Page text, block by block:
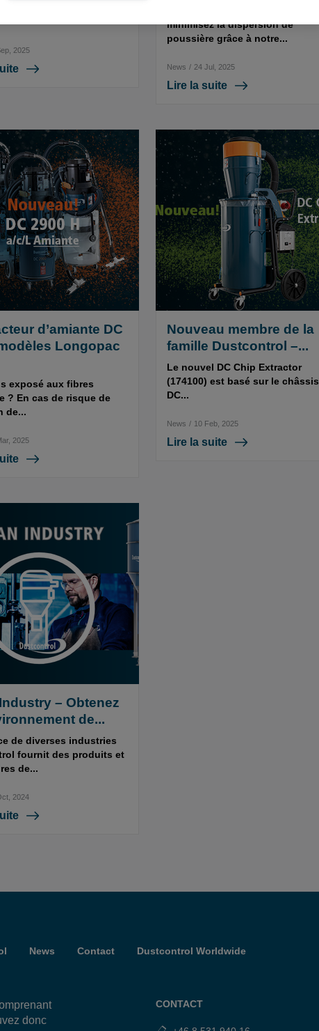
est plus facile que
2025
minimisez la dispersion de
poussière grâce à notre...
News / 24 Jul, 2025
Lire la suite
d’amiante DC
Longopac
exposé aux fibres
? En cas de risque de
de...
2025
Nouveau membre de la
famille Dustcontrol –...
Le nouvel DC Chip Extractor
(174100) est basé sur le châssis
DC...
News / 10 Feb, 2025
Lire la suite
– Obtenez
de...
de diverses industries
fournit des produits et
de...
2024
News Contact Dustcontrol Worldwide
donc
CONTACT